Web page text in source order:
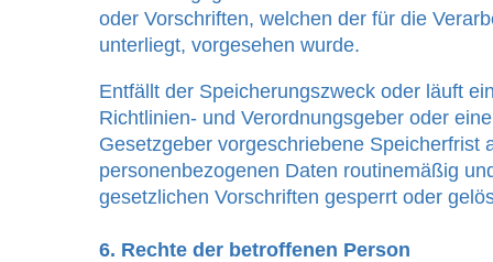
oder Vorschriften, welchen der für die
unterliegt, vorgesehen wurde.
Entfällt der Speicherungszweck oder läuft
Richtlinien- und Verordnungsgeber oder
Gesetzgeber vorgeschriebene Speicherfrist
personenbezogenen Daten routinemäßig
gesetzlichen Vorschriften gesperrt oder
6. Rechte der betroffenen Person